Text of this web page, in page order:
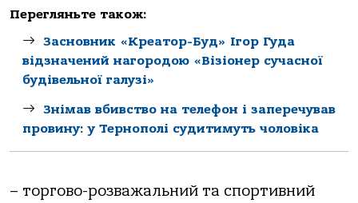
Перегляньте також:
Засновник «Креатор-Буд» Ігор Гуда
відзначений нагородою «Візіонер сучасної
будівельної галузі»
Знімав вбивство на телефон і заперечував
провину: у Тернополі судитимуть чоловіка
– торгово-розважальний та спортивний